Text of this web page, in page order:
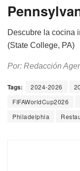
Descubre la cocina
(State College, PA)
Por: Redacción
Tags: 2024-2026
FIFAWorldCup2026
Philadelphia